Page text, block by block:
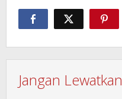
Jangan Lewatkan